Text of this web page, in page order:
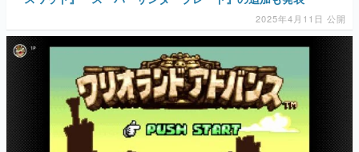
2025年4月11日 公開